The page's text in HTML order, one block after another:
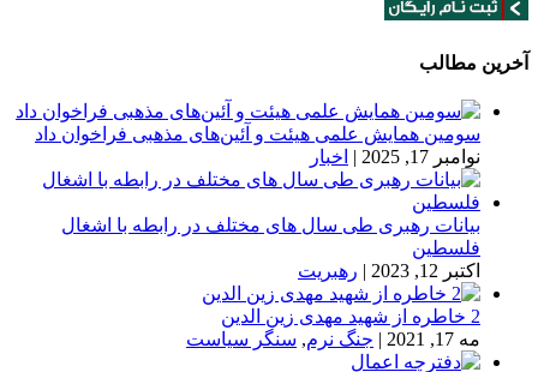
آخرین مطالب
سومین همایش علمی هیئت و آئین‌های مذهبی فراخوان داد
نوامبر 17, 2025
| اخبار
بیانات رهبری طی سال های مختلف در رابطه با اشغال
فلسطین
اکتبر 12, 2023
| رهبریت
2 خاطره از شهید مهدی زین الدین
مه 17, 2021
| جنگ نرم, سنگر سیاست